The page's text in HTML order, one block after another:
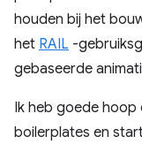
houden bij het
het RAIL -
gebaseerde
Ik heb goede hoop
boilerplates en